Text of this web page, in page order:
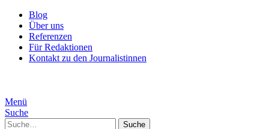
Blog
Über uns
Referenzen
Für Redaktionen
Kontakt zu den Journalistinnen
Menü
Suche
Suche